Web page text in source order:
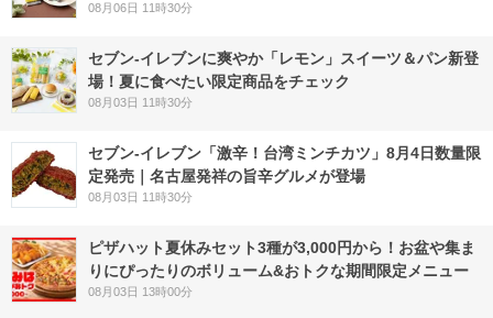
08月06日 11時30分
セブン‐イレブンに爽やか「レモン」スイーツ＆パン新登
場！夏に食べたい限定商品をチェック
08月03日 11時30分
セブン-イレブン「激辛！台湾ミンチカツ」8月4日数量限
定発売｜名古屋発祥の旨辛グルメが登場
08月03日 11時30分
ピザハット夏休みセット3種が3,000円から！お盆や集ま
りにぴったりのボリューム&おトクな期間限定メニュー
08月03日 13時00分